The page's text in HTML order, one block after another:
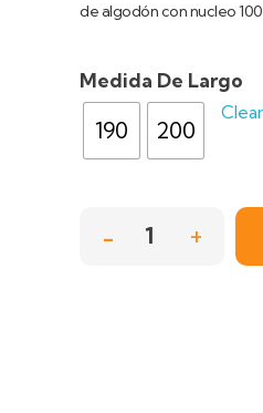
de algodón con nucleo
Medida De Largo
190 200
Clear